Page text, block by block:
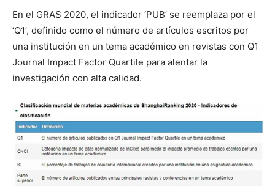
En el GRAS 2020, el indicador ‘PUB’ se reemplaza por el
‘Q1’, definido como el número de artículos escritos por
una institución en un tema académico en revistas con Q1
Journal Impact Factor Quartile para alentar la
investigación con alta calidad.